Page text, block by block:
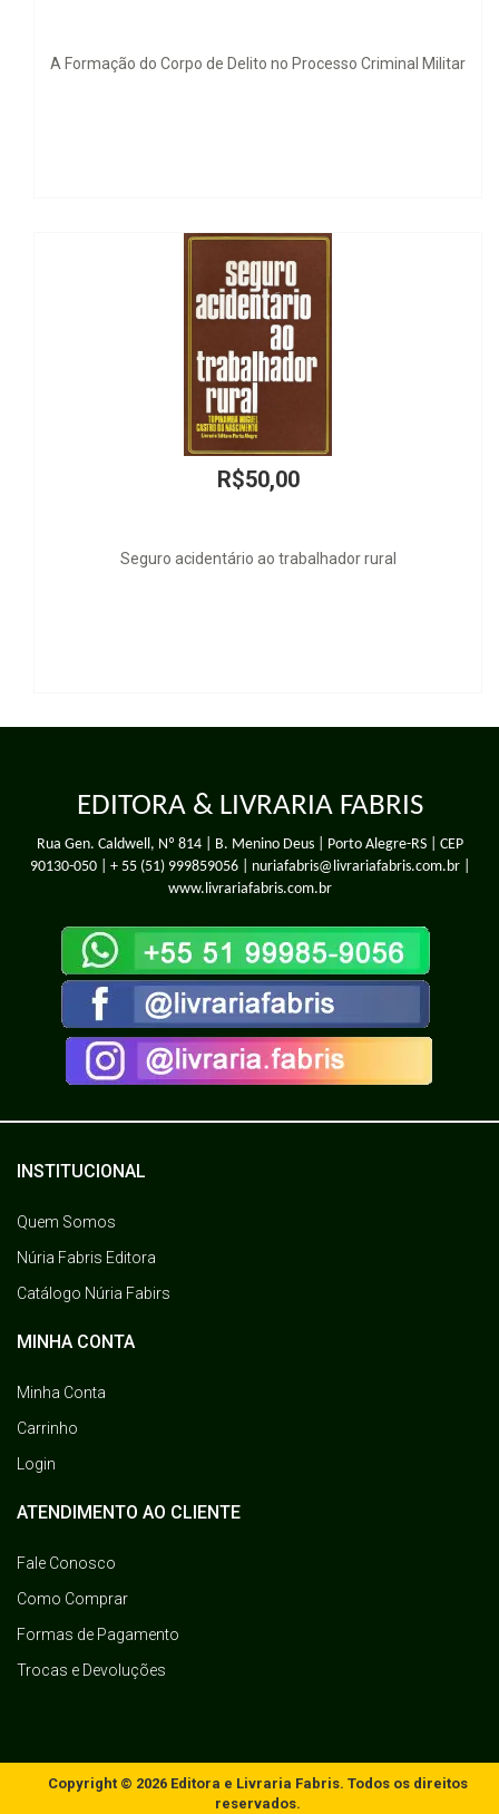
A Formação do Corpo de Delito no Processo Criminal Militar
R$50,00
Seguro acidentário ao trabalhador rural
EDITORA & LIVRARIA FABRIS
Rua Gen. Caldwell, Nº 814 | B. Menino Deus | Porto Alegre-RS | CEP
90130-050 | + 55 (51) 999859056| nuriafabris@livrariafabris.com.br |
www.livrariafabris.com.br
INSTITUCIONAL
Quem Somos
Núria Fabris Editora
Catálogo Núria Fabirs
MINHA CONTA
Minha Conta
Carrinho
Login
ATENDIMENTO AO CLIENTE
Fale Conosco
Como Comprar
Formas de Pagamento
Trocas e Devoluções
Copyright © 2026 Editora e Livraria Fabris. Todos os direitos
reservados.